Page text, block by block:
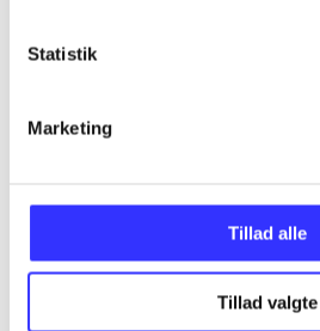
Statistik
Marketing
Tillad alle
Tillad valgte